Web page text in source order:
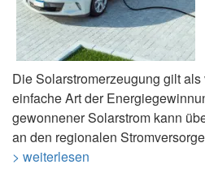
Die Solarstromerzeugung gilt
einfache Art der
gewonnener Solarstrom kann
an den regionalen
> weiterlesen